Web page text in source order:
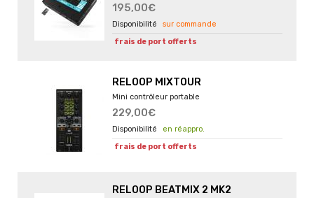
195,00€
sur commande
frais de port offerts
RELOOP MIXTOUR
Mini contrôleur portable
229,00€
en réappro.
frais de port offerts
RELOOP BEATMIX 2 MK2